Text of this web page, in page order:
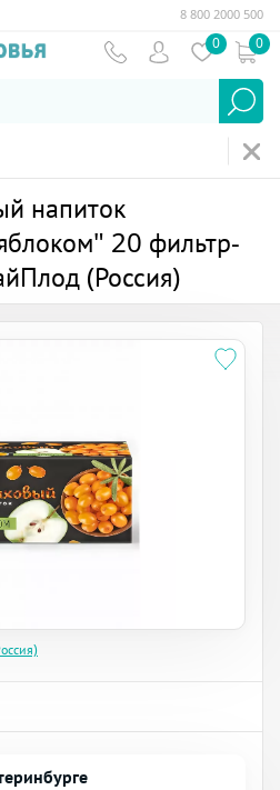
8 800 2000 500
0 0
напиток
20 фильтр-
(Россия)